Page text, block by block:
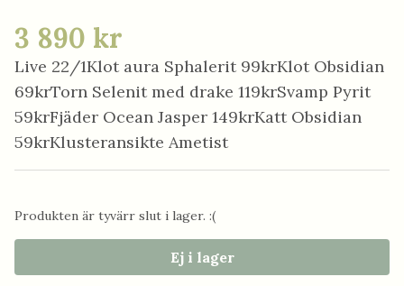
3 890 kr
Live 22/1Klot aura Sphalerit 99krKlot Obsidian
69krTorn Selenit med drake 119krSvamp Pyrit
59krFjäder Ocean Jasper 149krKatt Obsidian
59krKlusteransikte Ametist
Produkten är tyvärr slut i lager. :(
Ej i lager